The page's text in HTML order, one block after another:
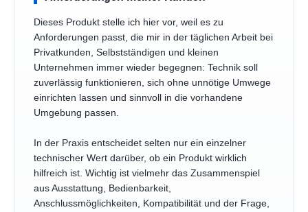
Dieses Produkt stelle ich hier vor, weil es zu
Anforderungen passt, die mir in der täglichen Arbeit bei
Privatkunden, Selbstständigen und kleinen
Unternehmen immer wieder begegnen: Technik soll
zuverlässig funktionieren, sich ohne unnötige Umwege
einrichten lassen und sinnvoll in die vorhandene
Umgebung passen.
In der Praxis entscheidet selten nur ein einzelner
technischer Wert darüber, ob ein Produkt wirklich
hilfreich ist. Wichtig ist vielmehr das Zusammenspiel
aus Ausstattung, Bedienbarkeit,
Anschlussmöglichkeiten, Kompatibilität und der Frage,